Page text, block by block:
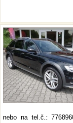
nebo na tel.č.: